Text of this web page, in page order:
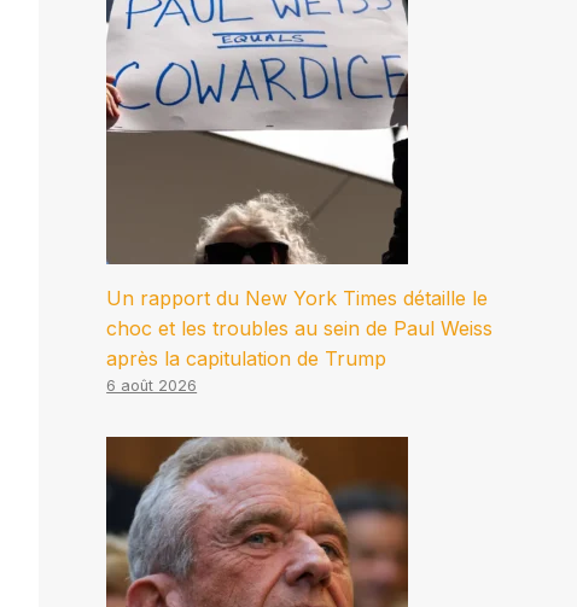
Un rapport du New York Times détaille le
choc et les troubles au sein de Paul Weiss
après la capitulation de Trump
6 août 2026